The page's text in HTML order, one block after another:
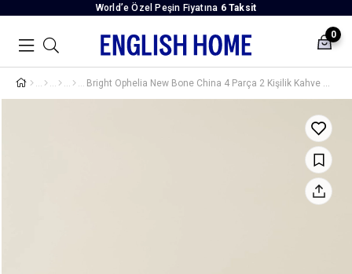
World’e Özel Peşin Fiyatına 6 Taksit
0
Bright Ophelia New Bone China 4 Parça 2 Kişilik Kahve Fincan Takımı 100 ml Renkli